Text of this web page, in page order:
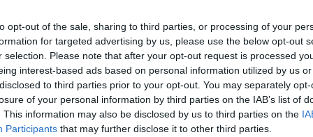
opt-out of the sale, sharing to third parties, or processing of your
for targeted advertising by us, please use the below opt-out
selection. Please note that after your opt-out request is processed
interest-based ads based on personal information utilized by us
to third parties prior to your opt-out. You may separately
of your personal information by third parties on the IAB’s list of
This information may also be disclosed by us to third parties on the
Participants that may further disclose it to other third parties.
l’European Champions League di calcio
dalla Itsf International Table
la Figest e la Licb. Questo torneo vedrà la